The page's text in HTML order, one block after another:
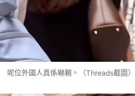
呢位外國人真係嚇親。（Threads截圖）